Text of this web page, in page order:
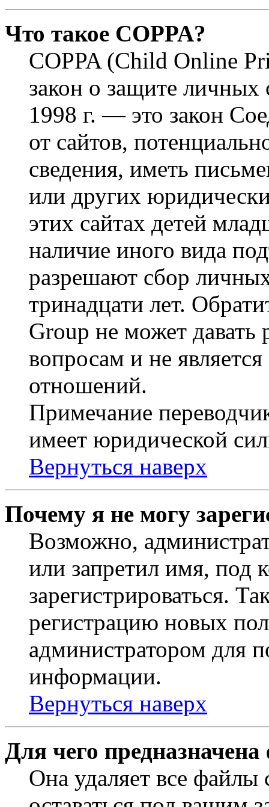
Что такое COPPA?
COPPA (Child Online
закон о защите личных
1998 г. — это закон
от сайтов,
сведения, иметь
или других
этих сайтах детей
наличие иного вида
разрешают сбор
тринадцати лет.
Group не может
вопросам и не
отношений.
Примечание
имеет юридической
Вернуться наверх
Почему я не могу
Возможно,
или запретил имя, под
зарегистрироваться.
регистрацию новых
администратором для
информации.
Вернуться наверх
Для чего
Она удаляет все файлы